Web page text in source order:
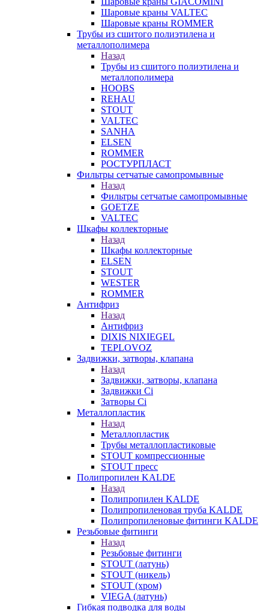
Шаровые краны VALTEC
Шаровые краны ROMMER
Трубы из сшитого полиэтилена и
металлополимера
Назад
Трубы из сшитого полиэтилена и
металлополимера
HOOBS
REHAU
STOUT
VALTEC
SANHA
ELSEN
ROMMER
РОСТУРПЛАСТ
Фильтры сетчатые самопромывные
Назад
Фильтры сетчатые самопромывные
GOETZE
VALTEC
Шкафы коллекторные
Назад
Шкафы коллекторные
ELSEN
STOUT
WESTER
ROMMER
Антифриз
Назад
Антифриз
DIXIS NIXIEGEL
TEPLOVOZ
Задвижки, затворы, клапана
Назад
Задвижки, затворы, клапана
Задвижки Ci
Затворы Ci
Металлопластик
Назад
Металлопластик
Трубы металлопластиковые
STOUT компрессионные
STOUT пресс
Полипропилен KALDE
Назад
Полипропилен KALDE
Полипропиленовая труба KALDE
Полипропиленовые фитинги KALDE
Резьбовые фитинги
Назад
Резьбовые фитинги
STOUT (латунь)
STOUT (никель)
STOUT (хром)
VIEGA (латунь)
Гибкая подводка для воды